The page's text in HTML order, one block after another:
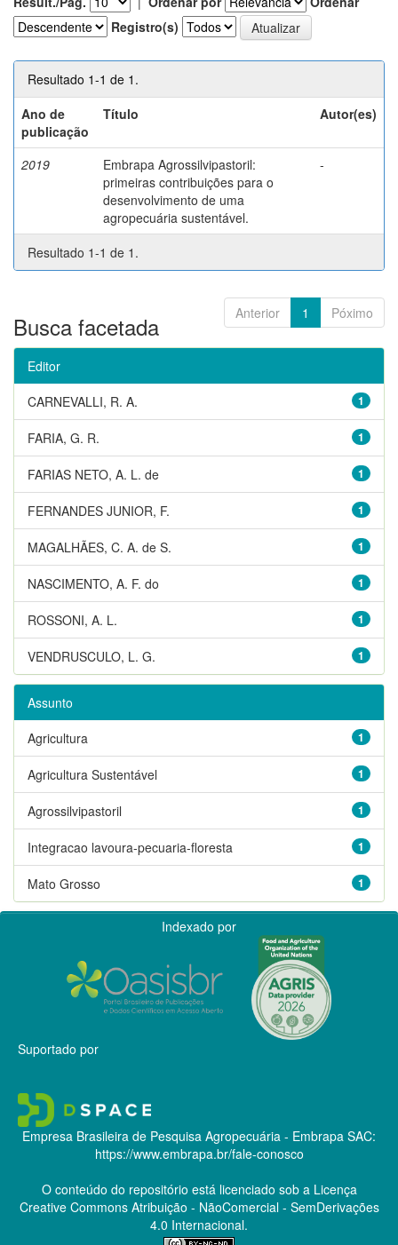
Registro(s)
Resultado 1-1 de 1.
Ano de
publicação
Título Autor(es)
2019
Embrapa Agrossilvipastoril:
primeiras contribuições para o
desenvolvimento de uma
agropecuária sustentável.
-
Resultado 1-1 de 1.
Anterior 1 Póximo
Busca facetada
Editor
1
CARNEVALLI, R. A.
1
FARIA, G. R.
1
FARIAS NETO, A. L. de
1
FERNANDES JUNIOR, F.
1
MAGALHÃES, C. A. de S.
1
NASCIMENTO, A. F. do
1
ROSSONI, A. L.
1
VENDRUSCULO, L. G.
Assunto
1
Agricultura
1
Agricultura Sustentável
1
Agrossilvipastoril
1
Integracao lavoura-pecuaria-floresta
1
Mato Grosso
Indexado por
Suportado por
Empresa Brasileira de Pesquisa Agropecuária - Embrapa SAC:
https://www.embrapa.br/fale-conosco
O conteúdo do repositório está licenciado sob a Licença
Creative CommonsAtribuição - NãoComercial - SemDerivações
4.0 Internacional.